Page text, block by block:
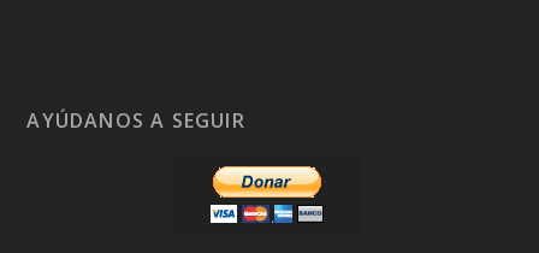
AYÚDANOS A SEGUIR